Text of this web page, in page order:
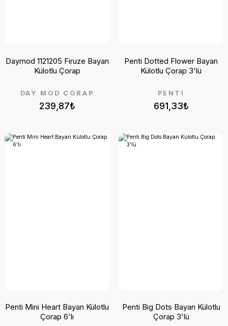
239,87₺
DAY MOD ÇORAP
Daymod 1121205 Firuze Bayan
Külotlu Çorap
691,33₺
PENTİ
Penti Dotted Flower Bayan
Külotlu Çorap 3'lü
Penti Mini Heart Bayan Külotlu
Çorap 6'lı
Penti Big Dots Bayan Külotlu
Çorap 3'lü